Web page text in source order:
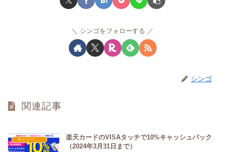
シンゴをフォローする
シンゴ
関連記事
キャンペーン
楽天カードのVISAタッチで10%キャッシュバック
（2024年3月31日まで）